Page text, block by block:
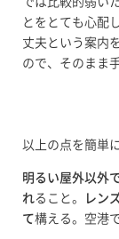
とをとても心配
丈夫という案内
ので、そのまま
以上の点を簡
明るい屋外以外
れ ること。 レン
て構える。空港